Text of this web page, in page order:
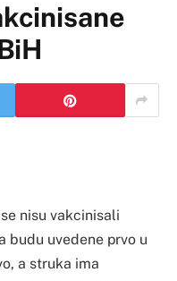
nisu vakcinisali
budu uvedene prvo u
a struka ima